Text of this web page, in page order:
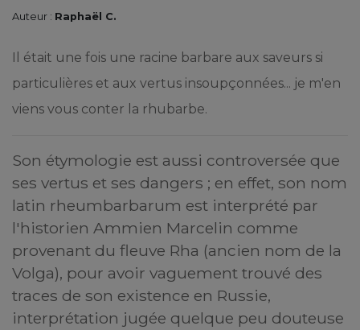
Auteur : Raphaël C.
Il était une fois une racine barbare aux saveurs si
particulières et aux vertus insoupçonnées... je m'en
viens vous conter la rhubarbe.
Son étymologie est aussi controversée que
ses vertus et ses dangers ; en effet, son nom
latin rheumbarbarum est interprété par
l'historien Ammien Marcelin comme
provenant du fleuve Rha (ancien nom de la
Volga), pour avoir vaguement trouvé des
traces de son existence en Russie,
interprétation jugée quelque peu douteuse